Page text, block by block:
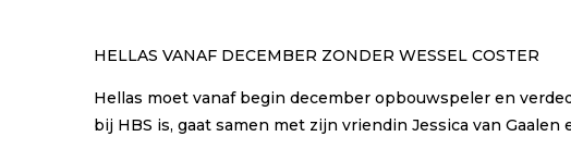
HELLAS VANAF DECEMBER ZONDER WESSEL COSTER
Hellas moet vanaf begin december opbouwspeler en
bij HBS is, gaat samen met zijn vriendin Jessica van